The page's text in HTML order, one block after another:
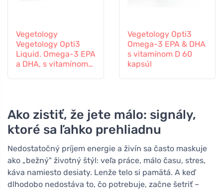
Vegetology
Vegetology Opti3
Liquid. Omega-3 EPA
a DHA, s vitamínom
Vegetology Opti3
Omega-3 EPA & DHA
s vitamínom D 60
kapsúl
Ako zistiť, že jete málo: signály,
ktoré sa ľahko prehliadnu
Nedostatočný príjem energie a živín sa často maskuje
ako „bežný" životný štýl: veľa práce, málo času, stres,
káva namiesto desiaty. Lenže telo si pamätá. A keď
dlhodobo nedostáva to, čo potrebuje, začne šetriť –